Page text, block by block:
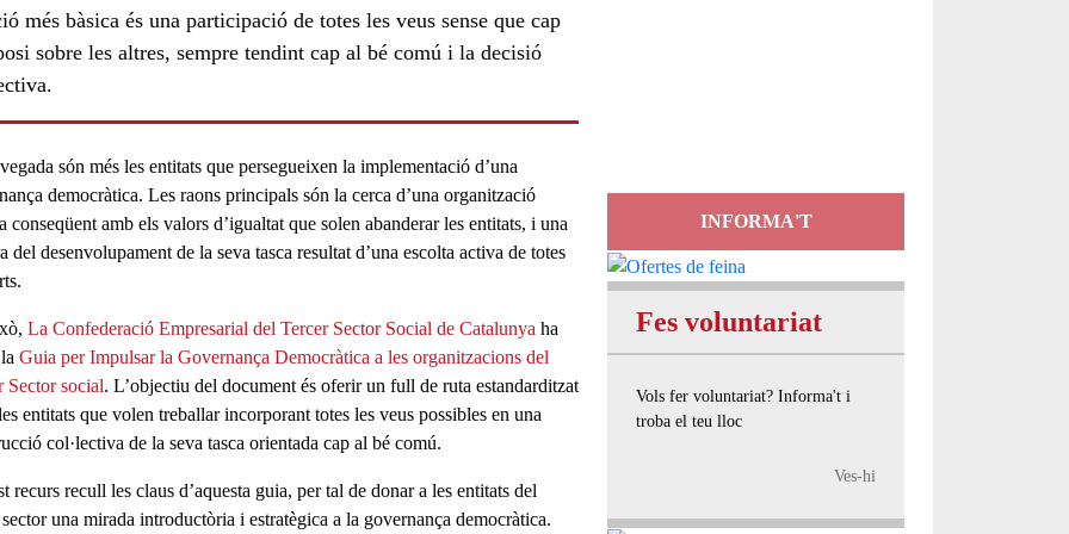
més bàsica és una participació de totes les veus sense que cap
sobre les altres, sempre tendint cap al bé comú i la decisió
són més les entitats que persegueixen la implementació d’una
democràtica. Les raons principals són la cerca d’una organització
conseqüent amb els valors d’igualtat que solen abanderar les entitats, i una
del desenvolupament de la seva tasca resultat d’una escolta activa de totes
La Confederació Empresarial del Tercer Sector Social de Catalunya ha
Guia per Impulsar la Governança Democràtica a les organitzacions del
Sector social. L’objectiu del document és oferir un full de ruta estandarditzat
entitats que volen treballar incorporant totes les veus possibles en una
col·lectiva de la seva tasca orientada cap al bé comú.
recurs recull les claus d’aquesta guia, per tal de donar a les entitats del
una mirada introductòria i estratègica a la governança democràtica.
INFORMA'T
Fes voluntariat
Vols fer voluntariat? Informa't i
troba el teu lloc
Ves-hi